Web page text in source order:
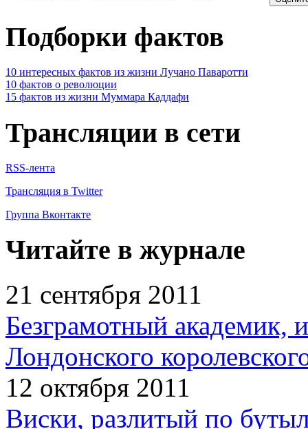
Подборки фактов
10 интересных фактов из жизни Лучано Паваротти
10 фактов о революции
15 фактов из жизни Муммара Каддафи
Трансляции в сети
RSS-лента
Трансляция в Twitter
Группа Вконтакте
Читайте в журнале
21 сентября 2011
Безграмотный академик,
Лондонского
12 октября 2011
Виски, разлитый по